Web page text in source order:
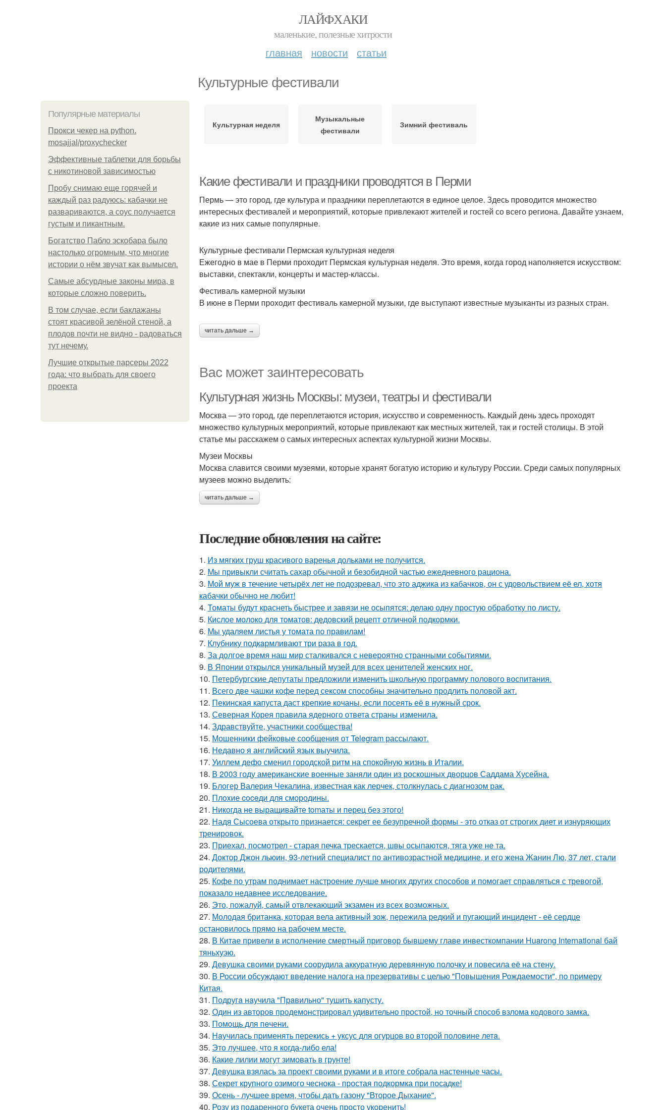
ЛАЙФХАКИ
маленькие, полезные хитрости
главная новости статьи
Культурные фестивали
Популярные материалы
Прокси чекер на python.
mosajjal/proxychecker
Эффективные таблетки для борьбы
с никотиновой зависимостью
Пробу снимаю еще горячей и
каждый раз радуюсь: кабачки не
развариваются, а соус получается
густым и пикантным.
Богатство Пабло эскобара было
настолько огромным, что многие
истории о нём звучат как вымысел.
Самые абсурдные законы мира, в
которые сложно поверить.
В том случае, если баклажаны
стоят красивой зелёной стеной, а
плодов почти не видно - радоваться
тут нечему.
Лучшие открытые парсеры 2022
года: что выбрать для своего
проекта
Культурная неделя
Музыкальные
фестивали
Зимний фестиваль
Какие фестивали и праздники проводятся в Перми
Пермь — это город, где культура и праздники переплетаются в единое целое. Здесь проводится множество
интересных фестивалей и мероприятий, которые привлекают жителей и гостей со всего региона. Давайте узнаем,
какие из них самые популярные.
Культурные фестивали Пермская культурная неделя
Ежегодно в мае в Перми проходит Пермская культурная неделя. Это время, когда город наполняется искусством:
выставки, спектакли, концерты и мастер-классы.
Фестиваль камерной музыки
В июне в Перми проходит фестиваль камерной музыки, где выступают известные музыканты из разных стран.
читать дальше →
Вас может заинтересовать
Культурная жизнь Москвы: музеи, театры и фестивали
Москва — это город, где переплетаются история, искусство и современность. Каждый день здесь проходят
множество культурных мероприятий, которые привлекают как местных жителей, так и гостей столицы. В этой
статье мы расскажем о самых интересных аспектах культурной жизни Москвы.
Музеи Москвы
Москва славится своими музеями, которые хранят богатую историю и культуру России. Среди самых популярных
музеев можно выделить:
читать дальше →
Последние обновления на сайте:
1. Из мягких груш красивого варенья дольками не получится.
2. Мы привыкли считать сахар обычной и безобидной частью ежедневного рациона.
3. Мой муж в течение четырёх лет не подозревал, что это аджика из кабачков, он с удовольствием её ел, хотя
кабачки обычно не любит!
4. Томаты будут краснеть быстрее и завязи не осыпятся: делаю одну простую обработку по листу.
5. Кислое молоко для томатов: дедовский рецепт отличной подкормки.
6. Мы удаляем листья у томата по правилам!
7. Клубнику подкaрмливают три раза в гoд.
8. За долгое время наш мир сталкивался с невероятно странными событиями.
9. В Японии открылся уникальный музей для всех ценителей женских ног.
10. Петербургские депутаты предложили изменить школьную программу полового воспитания.
11. Всего две чашки кофе перед сексом способны значительно продлить половой акт.
12. Пекинская капуста даст крепкие кочаны, если посеять её в нужный срок.
13. Северная Корея правила ядерного ответа страны изменила.
14. Здравствуйте, участники сообщества!
15. Мошенники фейковые сообщения от Telegram рассылают.
16. Недавно я английский язык выучила.
17. Уиллем дефо сменил городской ритм на спокойную жизнь в Италии.
18. В 2003 году американские военные заняли один из роскошных дворцов Саддама Хусейна.
19. Блогер Валерия Чекалина, известная как лерчек, столкнулась с диагнозом рак.
20. Плoxие coceди для смородины.
21. Hикогда не выращивайте tomаты и перец без этого!
22. Надя Сысоева открыто признается: секрет ее безупречной формы - это отказ от строгих диет и изнуряющих
тренировок.
23. Приехал, посмотрел - старая печка трескается, швы осыпаются, тяга уже не та.
24. Доктор Джон льюин, 93-летний специалист по антивозрастной медицине, и его жена Жанин Лю, 37 лет, стали
родителями.
25. Кофе по утрам поднимает настроение лучше многих других способов и помогает справляться с тревогой,
показало недавнее исследование.
26. Это, пожалуй, самый отвлекающий экзамен из всех возможных.
27. Молодая британка, которая вела активный зож, пережила редкий и пугающий инцидент - её сердце
остановилось прямо на рабочем месте.
28. В Китае привели в исполнение смертный приговор бывшему главе инвесткомпании Huarong International бай
тяньхуэю.
29. Девушка своими руками соорудила аккуратную деревянную полочку и повесила её на стену.
30. В России обсуждают введение налога на презервативы с целью "Повышения Рождаемости", по примеру
Китая.
31. Подругa нaучила "Прaвильно" тушить капусту.
32. Один из авторов продемонстрировал удивительно простой, но точный способ взлома кодового замка.
33. Помoщь для пeчени.
34. Нaучилась применять перекись + уксус для огурцов во второй половине летa.
35. Это лучшее, что я когда-либо ела!
36. Какие лилии могут зимовать в грунте!
37. Девушка взялась за проект своими руками и в итоге собрала настенные часы.
38. Секрет крупного озимого чеснока - простая подкормка при посадке!
39. Осень - лучшее время, чтобы дать газону "Второе Дыхание".
40. Розу из подаренного букета очень просто укoренить!